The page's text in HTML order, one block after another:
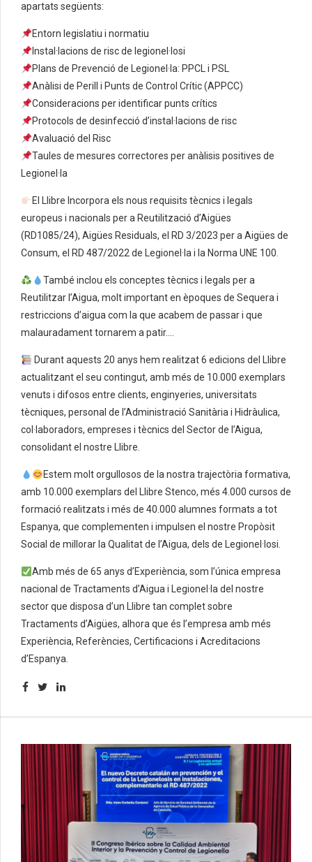
apartats següents:
Entorn legislatiu i normatiu
Instal·lacions de risc de legionel·losi
Plans de Prevenció de Legionel·la: PPCL i PSL
Anàlisi de Perill i Punts de Control Crític (APPCC)
Consideracions per identificar punts crítics
Protocols de desinfecció d’instal·lacions de risc
Avaluació del Risc
Taules de mesures correctores per anàlisis positives de
Legionel·la
El Llibre Incorpora els nous requisits tècnics i legals
europeus i nacionals per a Reutilització d’Aigües
(RD1085/24), Aigües Residuals, el RD 3/2023 per a Aigües de
Consum, el RD 487/2022 de Legionel·la i la Norma UNE 100.
També inclou els conceptes tècnics i legals per a
Reutilitzar l’Aigua, molt important en èpoques de Sequera i
restriccions d’aigua com la que acabem de passar i que
malauradament tornarem a patir….
Durant aquests 20 anys hem realitzat 6 edicions del Llibre
actualitzant el seu contingut, amb més de 10.000 exemplars
venuts i difosos entre clients, enginyeries, universitats
tècniques, personal de l’Administració Sanitària i Hidràulica,
col·laboradors, empreses i tècnics del Sector de l’Aigua,
consolidant el nostre Llibre.
Estem molt orgullosos de la nostra trajectòria formativa,
amb 10.000 exemplars del Llibre Stenco, més 4.000 cursos de
formació realitzats i més de 40.000 alumnes formats a tot
Espanya, que complementen i impulsen el nostre Propòsit
Social de millorar la Qualitat de l’Aigua, dels de Legionel·losi.
Amb més de 65 anys d’Experiència, som l’única empresa
nacional de Tractaments d’Aigua i Legionel·la del nostre
sector que disposa d’un Llibre tan complet sobre
Tractaments d’Aigües, alhora que és l’empresa amb més
Experiència, Referències, Certificacions i Acreditacions
d’Espanya.